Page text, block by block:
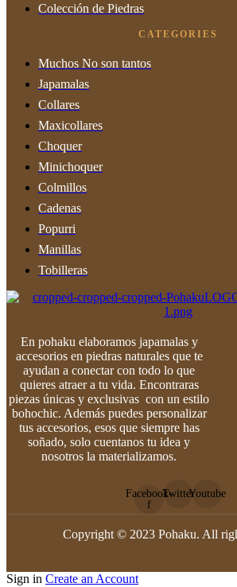
Colección de Piedras
CATEGORIES
Muchos No son tantos
Japamalas
Collares
Maxicollares
Choquer
Minichoquer
Colmillos
Cadenas
Popurri
Manillas
Tobilleras
En pohaku elaboramos japamalas y
accesorios en piedras naturales que te
ayudan a conectar con todo lo que
quieres atraer a tu vida. Encontraras
piezas únicas y exclusivas con un estilo
bohochic. Además puedes personalizar
tus accesorios, esos que siempre has
soñado, solo cuentanos tu idea y
nosotros la materializamos.
Facebook-
f
TwitterYoutube
Copyright © 2023 Pohaku. All
Sign in Create an Account